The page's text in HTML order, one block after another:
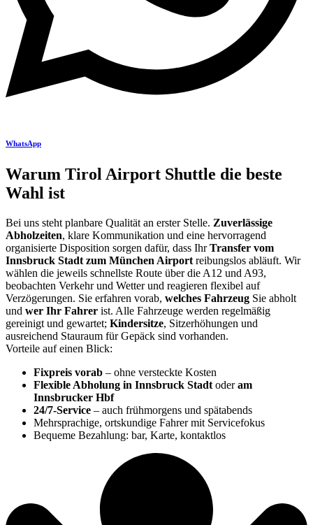
WhatsApp
Warum Tirol Airport Shuttle die beste
Wahl ist
Bei uns steht planbare Qualität an erster Stelle. Zuverlässige
Abholzeiten, klare Kommunikation und eine hervorragend
organisierte Disposition sorgen dafür, dass IhrTransfer vom
Innsbruck Stadt zum München Airport reibungslos abläuft. Wir
wählen die jeweils schnellste Route über die A12 und A93,
beobachten Verkehr und Wetter und reagieren flexibel auf
Verzögerungen. Sie erfahren vorab, welches Fahrzeug Sie abholt
und wer Ihr Fahrer ist. Alle Fahrzeuge werden regelmäßig
gereinigt und gewartet; Kindersitze, Sitzerhöhungen und
ausreichend Stauraum für Gepäck sind vorhanden.
Vorteile auf einen Blick:
Fixpreis vorab – ohne versteckte Kosten
Flexible Abholung in Innsbruck Stadt oderam
Innsbrucker Hbf
24/7-Service – auch frühmorgens und spätabends
Mehrsprachige, ortskundige Fahrer mit Servicefokus
Bequeme Bezahlung: bar, Karte, kontaktlos